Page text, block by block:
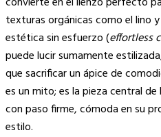
texturas orgánicas como el lino
estética sin esfuerzo (effortless
puede lucir sumamente
que sacrificar un ápice de
es un mito; es la pieza central
con paso firme, cómoda en su
estilo.